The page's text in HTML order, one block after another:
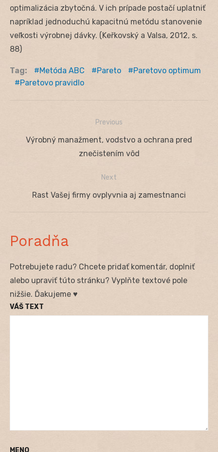
optimalizácia zbytočná. V ich prípade postačí uplatniť
napríklad jednoduchú kapacitnú metódu stanovenie
veľkosti výrobnej dávky. (Keřkovský a Valsa, 2012, s.
88)
Tag: Metóda ABC Pareto
Paretovo optimum
Paretovo pravidlo
Navigácia
Previous
Previous
Výrobný manažment, vodstvo a ochrana pred
znečistením vôd
Next
Next
Rast Vašej firmy ovplyvnia aj zamestnanci
Poradňa
Potrebujete radu? Chcete pridať komentár, doplniť
alebo upraviť túto stránku? Vyplňte textové pole
nižšie. Ďakujeme ♥
VÁŠ TEXT
MENO